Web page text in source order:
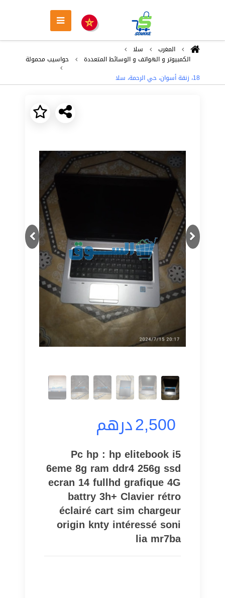
المغرب
سلا
الكمبيوتر و الهواتف و الوسائط المتعددة
حواسيب محمولة
18، زنقة أسوان، حي الرحمة، سلا
Previous
Next
2,500درهم
Pc hp : hp elitebook i5
6eme 8g ram ddr4 256g ssd
ecran 14 fullhd grafique 4G
battry 3h+ Clavier rétro
éclairé cart sim chargeur
origin knty intéressé soni
lia mr7ba